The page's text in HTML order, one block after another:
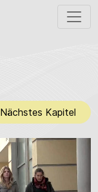
Nächstes Kapitel